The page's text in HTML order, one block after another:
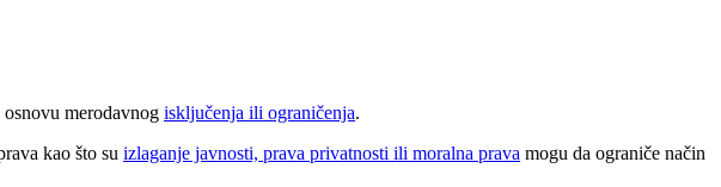
merodavnog isključenja ili ograničenja.
kao što su izlaganje javnosti, prava privatnosti ili moralna prava mogu da ograniče način